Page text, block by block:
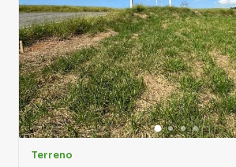
Terreno